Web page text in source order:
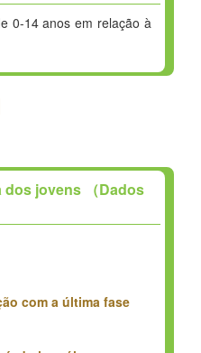
0-14 anos em relação à
jovens （Dados
com a última fase